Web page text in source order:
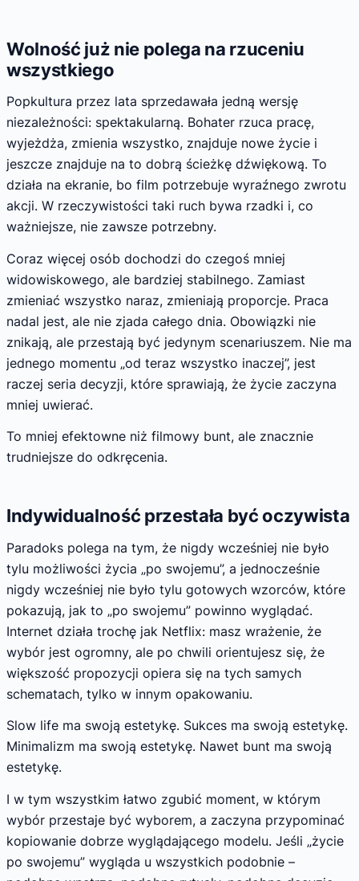
Wolność już nie polega na rzuceniu
wszystkiego
Popkultura przez lata sprzedawała jedną wersję
niezależności: spektakularną. Bohater rzuca pracę,
wyjeżdża, zmienia wszystko, znajduje nowe życie i
jeszcze znajduje na to dobrą ścieżkę dźwiękową. To
działa na ekranie, bo film potrzebuje wyraźnego zwrotu
akcji. W rzeczywistości taki ruch bywa rzadki i, co
ważniejsze, nie zawsze potrzebny.
Coraz więcej osób dochodzi do czegoś mniej
widowiskowego, ale bardziej stabilnego. Zamiast
zmieniać wszystko naraz, zmieniają proporcje. Praca
nadal jest, ale nie zjada całego dnia. Obowiązki nie
znikają, ale przestają być jedynym scenariuszem. Nie ma
jednego momentu „od teraz wszystko inaczej”, jest
raczej seria decyzji, które sprawiają, że życie zaczyna
mniej uwierać.
To mniej efektowne niż filmowy bunt, ale znacznie
trudniejsze do odkręcenia.
Indywidualność przestała być oczywista
Paradoks polega na tym, że nigdy wcześniej nie było
tylu możliwości życia „po swojemu”, a jednocześnie
nigdy wcześniej nie było tylu gotowych wzorców, które
pokazują, jak to „po swojemu” powinno wyglądać.
Internet działa trochę jak Netflix: masz wrażenie, że
wybór jest ogromny, ale po chwili orientujesz się, że
większość propozycji opiera się na tych samych
schematach, tylko w innym opakowaniu.
Slow life ma swoją estetykę. Sukces ma swoją estetykę.
Minimalizm ma swoją estetykę. Nawet bunt ma swoją
estetykę.
I w tym wszystkim łatwo zgubić moment, w którym
wybór przestaje być wyborem, a zaczyna przypominać
kopiowanie dobrze wyglądającego modelu. Jeśli „życie
po swojemu” wygląda u wszystkich podobnie –